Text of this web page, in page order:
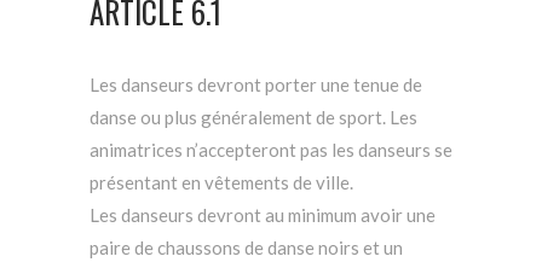
ARTICLE 6.1
Les danseurs devront porter une tenue de
danse ou plus généralement de sport. Les
animatrices n’accepteront pas les danseurs se
présentant en vêtements de ville.
Les danseurs devront au minimum avoir une
paire de chaussons de danse noirs et un